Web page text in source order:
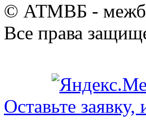
© АТМВБ -
Все права
Оставьте